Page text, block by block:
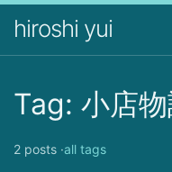
hiroshi yui
Tag: 小店
2 posts ·all tags